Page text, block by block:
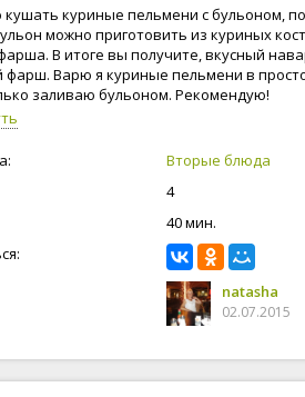
куриные пельмени с бульоном,
можно приготовить из куриных
В итоге вы получите, вкусный
фарш. Варю я куриные пельмени в
заливаю бульоном. Рекомендую!
Вторые блюда
4
40 мин.
natasha
02.07.2015